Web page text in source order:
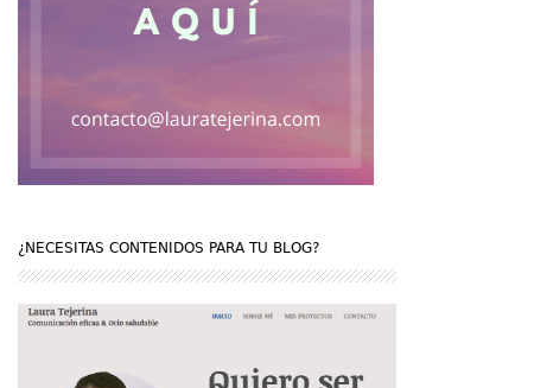
¿NECESITAS CONTENIDOS PARA TU BLOG?